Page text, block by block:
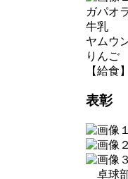
ガパオ
牛乳
ヤムウ
りんご
【給食
表彰
卓球部